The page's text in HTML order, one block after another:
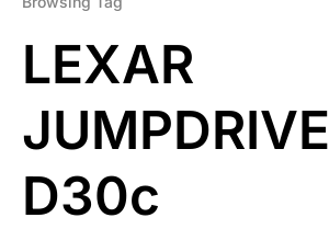
LEXAR
JUMPDRIVE
D30c